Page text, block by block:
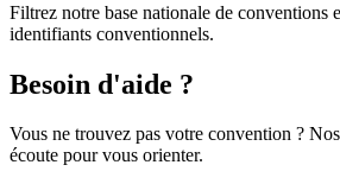
Filtrez notre base nationale de conventions
identifiants conventionnels.
Besoin d'aide ?
Vous ne trouvez pas votre convention ?
écoute pour vous orienter.